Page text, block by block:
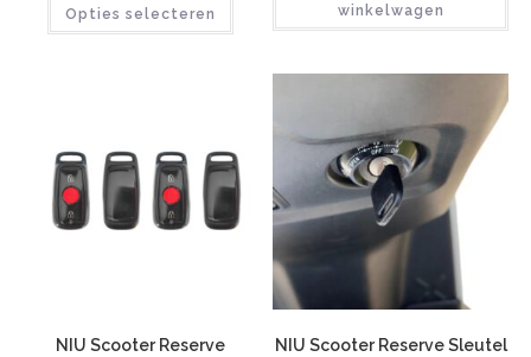
Opties selecteren
winkelwagen
NIU Scooter Reserve
NIU Scooter Reserve Sleutel